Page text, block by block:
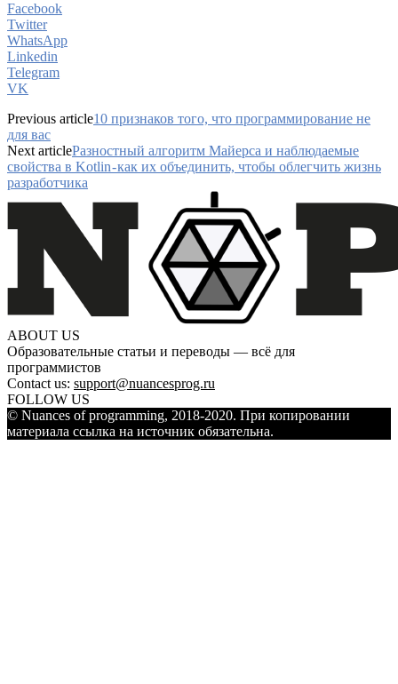
Facebook
Twitter
WhatsApp
Linkedin
Telegram
VK
Previous article10 признаков того, что программирование не
для вас
Next articleРазностный алгоритм Майерса и наблюдаемые
свойства в Kotlin - как их объединить, чтобы облегчить жизнь
разработчика
ABOUT US
Образовательные статьи и переводы — всё для
программистов
Contact us: support@nuancesprog.ru
FOLLOW US
© Nuances of programming, 2018-2020. При копировании
материала ссылка на источник обязательна.